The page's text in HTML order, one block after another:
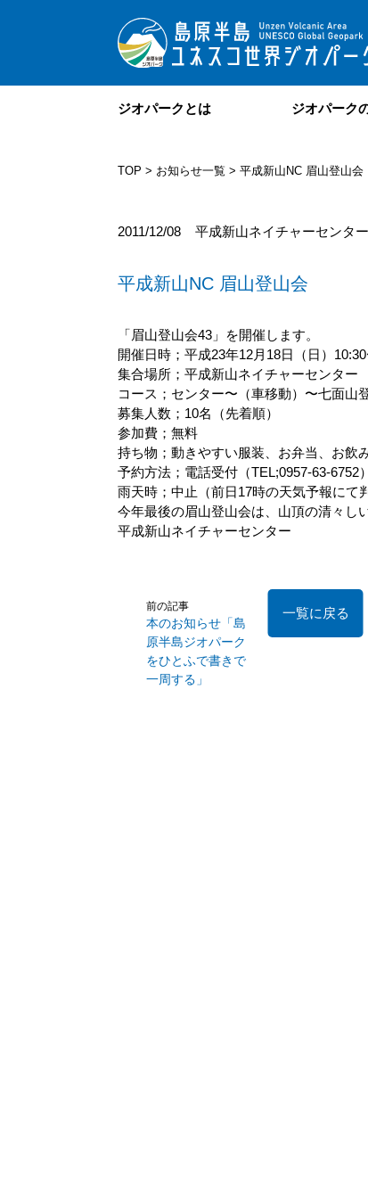
ジオパークとは ジオパーク
TOP > お知らせ一覧 > 平成新山NC 眉山登山会
2011/12/08 平成新山ネイチャーセンター
平成新山NC 眉山登山会
「眉山登山会43」を開催します。
開催日時；平成23年12月18日（日）
集合場所；平成新山ネイチャーセンター
コース；センター〜（車移動）〜七面山
募集人数；10名（先着順）
参加費；無料
持ち物；動きやすい服装、お弁当、お飲
予約方法；電話受付（TEL;0957-63-6752）
雨天時；中止（前日17時の天気予報にて
今年最後の眉山登山会は、山頂の清々し
平成新山ネイチャーセンター
前の記事
本のお知らせ「島
原半島ジオパーク
をひとふで書きで
一周する」
一覧に戻る